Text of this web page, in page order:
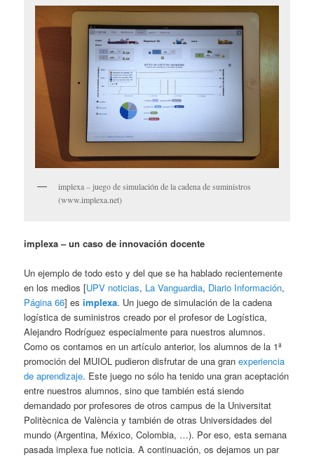
implexa – juego de simulación de la cadena de suministros
(www.implexa.net)
implexa – un caso de innovación docente
Un ejemplo de todo esto y del que se ha hablado recientemente
en los medios [UPV noticias, La Vanguardia, Diario Información,
Página 66] esimplexa. Un juego de simulación de la cadena
logística de suministros creado por el profesor de Logística,
Alejandro Rodríguez especialmente para nuestros alumnos.
Como os contamos en un artículo anterior, los alumnos de la 1ª
promoción del MUIOL pudieron disfrutar de una granexperiencia
de aprendizaje. Este juego no sólo ha tenido una gran aceptación
entre nuestros alumnos, sino que también está siendo
demandado por profesores de otros campus de la Universitat
Politècnica de València y también de otras Universidades del
mundo (Argentina, México, Colombia, …). Por eso, esta semana
pasada implexa fue noticia. A continuación, os dejamos un par